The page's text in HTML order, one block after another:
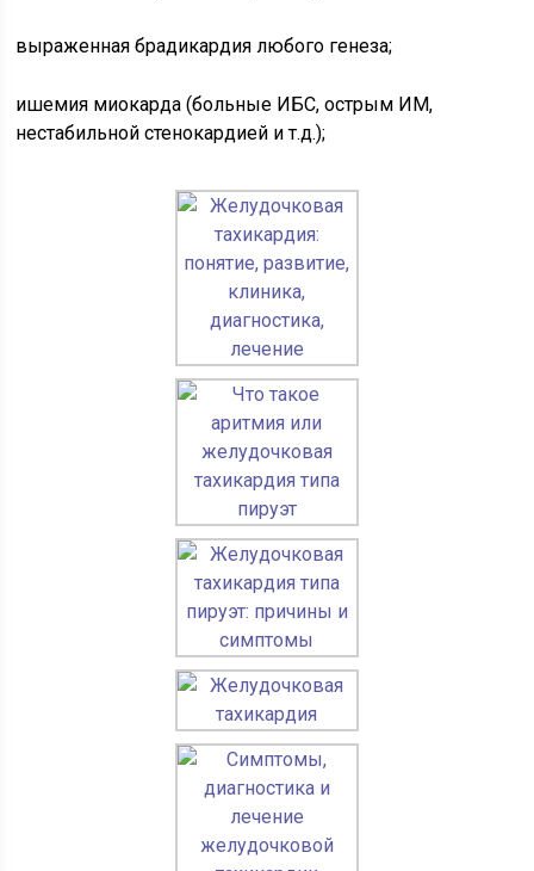
выраженная брадикардия любого генеза;
ишемия миокарда (больные ИБС, острым ИМ,
нестабильной стенокардией и т.д.);